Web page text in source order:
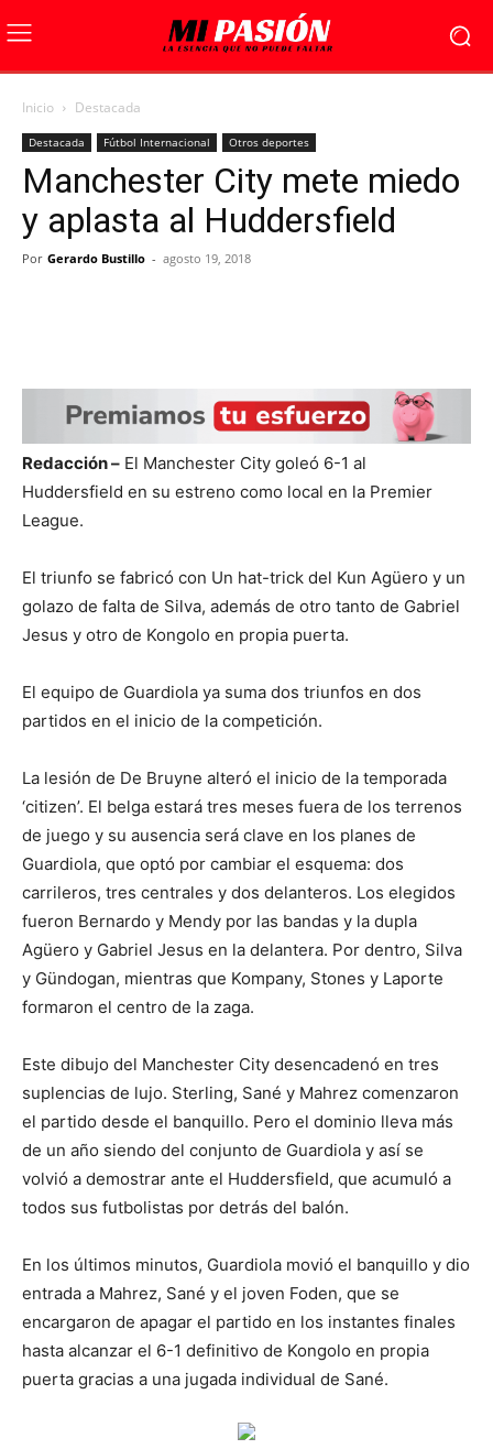
Inicio Destacada
Destacada Fútbol Internacional Otros deportes
Manchester City mete miedo
y aplasta al Huddersfield
Por Gerardo Bustillo - agosto 19, 2018
Redacción – El Manchester City goleó 6-1 al
Huddersfield en su estreno como local en la Premier
League.
El triunfo se fabricó con Un hat-trick del Kun Agüero y un
golazo de falta de Silva, además de otro tanto de Gabriel
Jesus y otro de Kongolo en propia puerta.
El equipo de Guardiola ya suma dos triunfos en dos
partidos en el inicio de la competición.
La lesión de De Bruyne alteró el inicio de la temporada
‘citizen’. El belga estará tres meses fuera de los terrenos
de juego y su ausencia será clave en los planes de
Guardiola, que optó por cambiar el esquema: dos
carrileros, tres centrales y dos delanteros. Los elegidos
fueron Bernardo y Mendy por las bandas y la dupla
Agüero y Gabriel Jesus en la delantera. Por dentro, Silva
y Gündogan, mientras que Kompany, Stones y Laporte
formaron el centro de la zaga.
Este dibujo del Manchester City desencadenó en tres
suplencias de lujo. Sterling, Sané y Mahrez comenzaron
el partido desde el banquillo. Pero el dominio lleva más
de un año siendo del conjunto de Guardiola y así se
volvió a demostrar ante el Huddersfield, que acumuló a
todos sus futbolistas por detrás del balón.
En los últimos minutos, Guardiola movió el banquillo y dio
entrada a Mahrez, Sané y el joven Foden, que se
encargaron de apagar el partido en los instantes finales
hasta alcanzar el 6-1 definitivo de Kongolo en propia
puerta gracias a una jugada individual de Sané.